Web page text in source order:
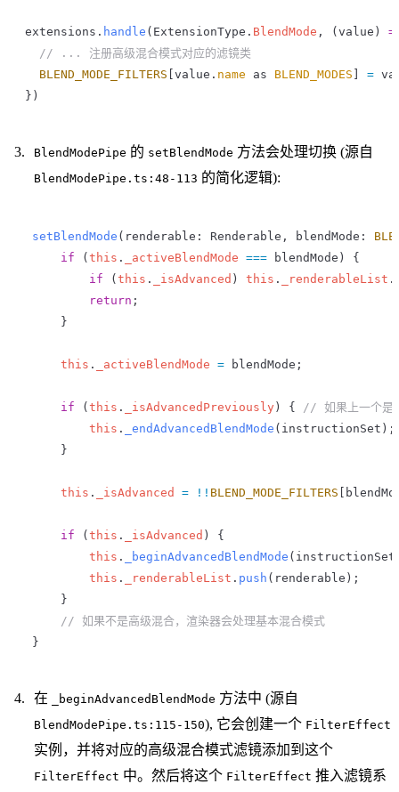
extensions . handle ( ExtensionType . BlendMode , (value )
  // ... 注册高级混合模式对应的滤镜类
  BLEND_MODE_FILTERS
[value . name as BLEND_MODES ] =
})
BlendModePipe 的 setBlendMode 方法会处理切换 (源自
BlendModePipe.ts:48-113 的简化逻辑):
setBlendMode ( renderable : Renderable , blendMode :
     if
(this . _activeBlendMode === blendMode ) {
         if
(this . _isAdvanced ) this . _renderableList .
         return
;
     }
     this
. _activeBlendMode = blendMode ;
     if
(this . _isAdvancedPreviously ) {
// 如果上一个是
         this
. _endAdvancedBlendMode ( instructionSet );
     }
     this
. _isAdvanced = !! BLEND_MODE_FILTERS [
     if
(this . _isAdvanced ) {
         this
. _beginAdvancedBlendMode ( instructionSet
         this
. _renderableList . push ( renderable );
     }
     // 如果不是高级混合，渲染器会处理基本混合模式
}
在 _beginAdvancedBlendMode 方法中 (源自
BlendModePipe.ts:115-150), 它会创建一个 FilterEffect
实例，并将对应的高级混合模式滤镜添加到这个
FilterEffect 中。然后将这个 FilterEffect 推入滤镜系